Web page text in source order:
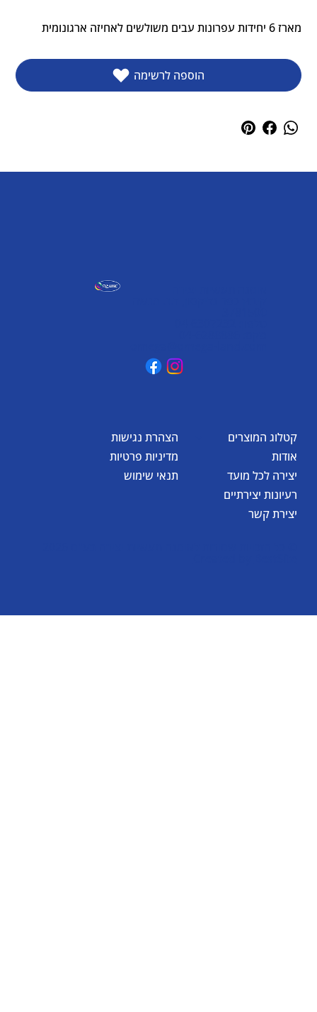
מארז 6 יחידות עפרונות עבים משולשים לאחיזה ארגונומית
הוספה לרשימה
הצהרת נגישות
מדיניות פרטיות
תנאי שימוש
קטלוג המוצרים
אודות
יצירה לכל מועד
רעיונות יצירתיים
יצירת קשר